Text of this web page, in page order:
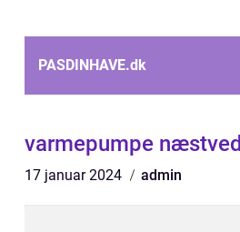
PASDINHAVE.dk
varmepumpe næstved
17 januar 2024 admin